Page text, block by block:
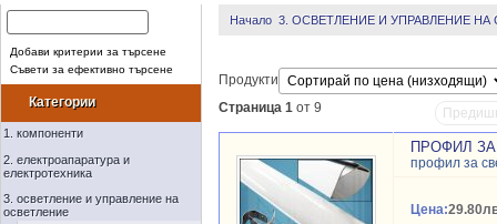
Добави критерии за търсене
Съвети за ефективно търсене
Категории
1. компоненти
2. електроапаратура и
електротехника
3. осветление и управление на
осветление
Начало 3. ОСВЕТЛЕНИЕ И УПРАВЛЕНИЕ НА
Продукти
Страница 1 от 9
ПРОФИЛ ЗА
профил за
Цена: